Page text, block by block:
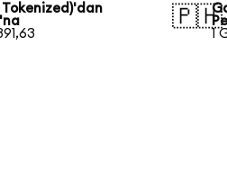
🇵🇭
1